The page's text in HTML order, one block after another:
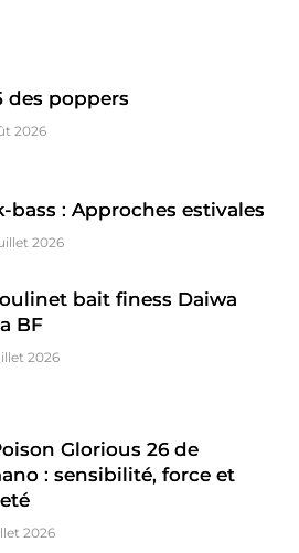
des poppers
2026
bass : Approches estivales
2026
bait finess Daiwa
BF
2026
Glorious 26 de
: sensibilité, force et
2026